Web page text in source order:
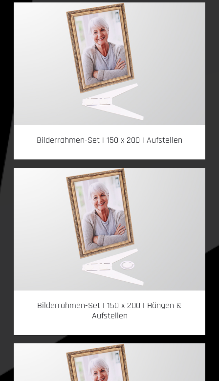
Bilderrahmen-Set | 150 x 200 | Aufstellen
Bilderrahmen-Set | 150 x 200 | Hängen &
Aufstellen